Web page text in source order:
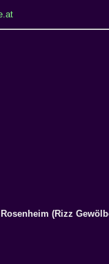
(Rizz